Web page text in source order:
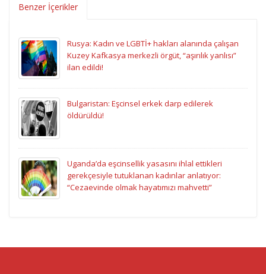
Benzer İçerikler
Rusya: Kadın ve LGBTİ+ hakları alanında çalışan
Kuzey Kafkasya merkezli örgüt, “aşırılık yanlısı”
ilan edildi!
Bulgaristan: Eşcinsel erkek darp edilerek
öldürüldü!
Uganda’da eşcinsellik yasasını ihlal ettikleri
gerekçesiyle tutuklanan kadınlar anlatıyor:
“Cezaevinde olmak hayatımızı mahvetti”